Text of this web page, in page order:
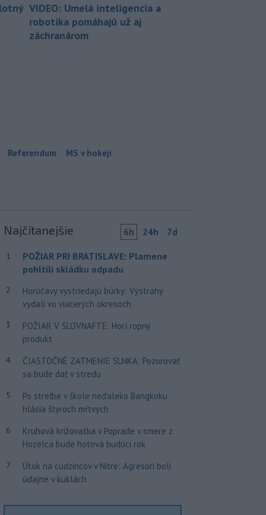
VIDEO: Umelá inteligencia a
robotika pomáhajú už aj
záchranárom
Referendum MS v hokeji
Najčítanejšie 6h 24h 7d
1
POŽIAR PRI BRATISLAVE: Plamene
pohltili skládku odpadu
2
Horúčavy vystriedajú búrky: Výstrahy
vydali vo viacerých okresoch
3
POŽIAR V SLOVNAFTE: Horí ropný
produkt
4
ČIASTOČNÉ ZATMENIE SLNKA: Pozorovať
sa bude dať v stredu
5
Po streľbe v škole neďaleko Bangkoku
hlásia štyroch mŕtvych
6
Kruhová križovatka v Poprade v smere z
Hozelca bude hotová budúci rok
7
Útok na cudzincov v Nitre: Agresori boli
údajne v kuklách